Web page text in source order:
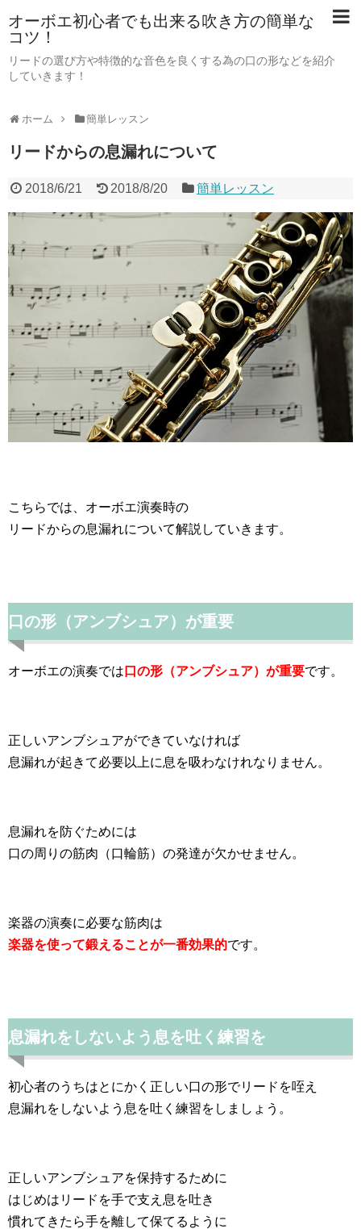
オーボエ初心者でも出来る吹き方の簡単な
コツ！
リードの選び方や特徴的な音色を良くする為の口の形などを紹介
していきます！
ホーム 簡単レッスン
リードからの息漏れについて
2018/6/21 2018/8/20 簡単レッスン
こちらでは、オーボエ演奏時の
リードからの息漏れについて解説していきます。
口の形（アンブシュア）が重要
オーボエの演奏では 口の形（アンブシュア）が重要です。
正しいアンブシュアができていなければ
息漏れが起きて必要以上に息を吸わなけれなりません。
息漏れを防ぐためには
口の周りの筋肉（口輪筋）の発達が欠かせません。
楽器の演奏に必要な筋肉は
楽器を使って鍛えることが一番効果的です。
息漏れをしないよう息を吐く練習を
初心者のうちはとにかく正しい口の形でリードを咥え
息漏れをしないよう息を吐く練習をしましょう。
正しいアンブシュアを保持するために
はじめはリードを手で支え息を吐き
慣れてきたら手を離して保てるように